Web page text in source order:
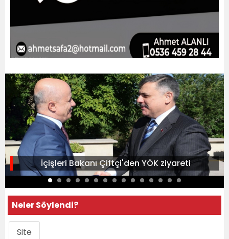
İçişleri Bakanı Çiftçi'den YÖK ziyareti
Neler Söylendi?
Site